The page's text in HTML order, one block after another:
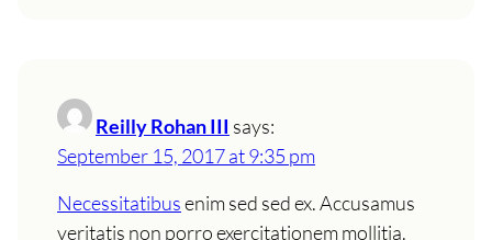
Reilly Rohan III says:
September 15, 2017 at 9:35 pm
Necessitatibusenim sed sed ex. Accusamus
veritatis non porro exercitationem mollitia.